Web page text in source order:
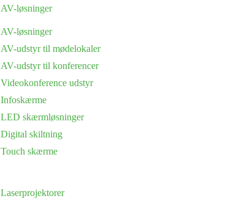
AV-løsninger
AV-løsninger
AV-udstyr til mødelokaler
AV-udstyr til konferencer
Videokonference udstyr
Infoskærme
LED skærmløsninger
Digital skiltning
Touch skærme
Laserprojektorer